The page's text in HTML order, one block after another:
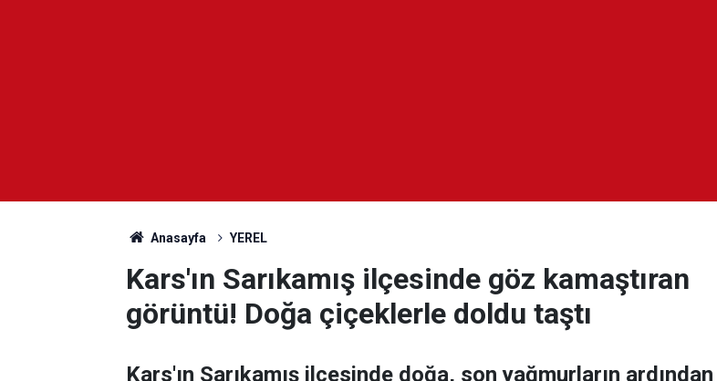
Anasayfa YEREL
Kars'ın Sarıkamış ilçesinde göz kamaştıran
görüntü! Doğa çiçeklerle doldu taştı
Kars'ın Sarıkamış ilçesinde doğa, son yağmurların ardından